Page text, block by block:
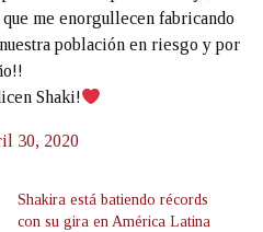
me enorgullecen fabricando
población en riesgo y por
Shaki!
30, 2020
Shakira está batiendo récords
con su gira en América Latina